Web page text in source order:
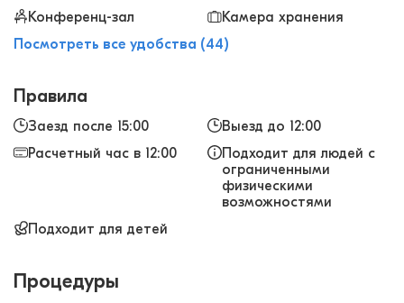
Конференц-зал
Камера хранения
Посмотреть все удобства (44)
Правила
Заезд после 15:00
Выезд до 12:00
Расчетный час в 12:00
Подходит для людей с
ограниченными
физическими
возможностями
Подходит для детей
Процедуры